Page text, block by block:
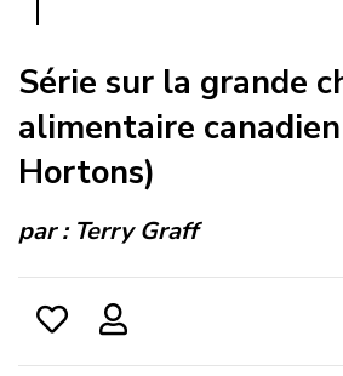
Série sur la grande
alimentaire
Hortons)
par : Terry Graff